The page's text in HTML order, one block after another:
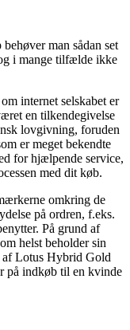
man sådan set
i mange tilfælde ikke
internet selskabet er
en tilkendegivelse
lovgivning, foruden
er meget bekendte
for hjælpende service,
med dit køb.
omkring de
på ordren, f.eks.
På grund af
helst beholder sin
af Lotus Hybrid Gold
på indkøb til en kvinde